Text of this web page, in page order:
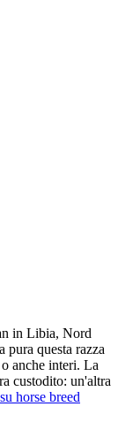
in Libia, Nord
pura questa razza
anche interi. La
custodito: un'altra
horse breed